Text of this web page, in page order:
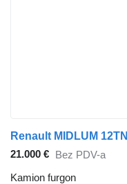
Renault MIDLUM 12TN
21.000 €
Bez PDV-a
Kamion furgon